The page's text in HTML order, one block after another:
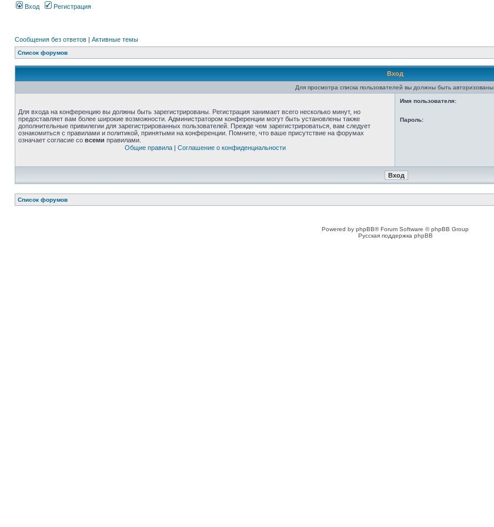
Вход Регистрация
Сообщения без ответов | Активные темы
Список форумов
Вход
Для просмотра списка пользователей вы должны быть авторизованы.
Для входа на конференцию вы должны быть зарегистрированы. Регистрация занимает всего несколько минут, но
предоставляет вам более широкие возможности. Администратором конференции могут быть установлены также
дополнительные привилегии для зарегистрированных пользователей. Прежде чем зарегистрироваться, вам следует
ознакомиться с правилами и политикой, принятыми на конференции. Помните, что ваше присутствие на форумах
означает согласие со всеми правилами.
Общие правила| Соглашение о конфиденциальности
Имя пользователя:
Пароль:
Список форумов
Powered by phpBB® Forum Software © phpBB Group
Русская поддержка phpBB